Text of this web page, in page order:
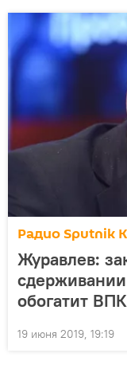
Радио Sputnik
Журавлев:
обогатит
19 июня 2019, 19:19